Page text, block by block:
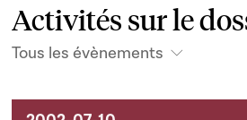
Activités sur le
Tous les évènements
Activités sur le dossier